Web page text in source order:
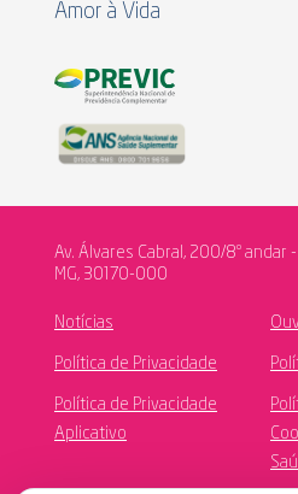
Amor à Vida
Av. Álvares Cabral, 200/8º andar
MG, 30170-000
Notícias
Política de Privacidade
Política de Privacidade
Aplicativo